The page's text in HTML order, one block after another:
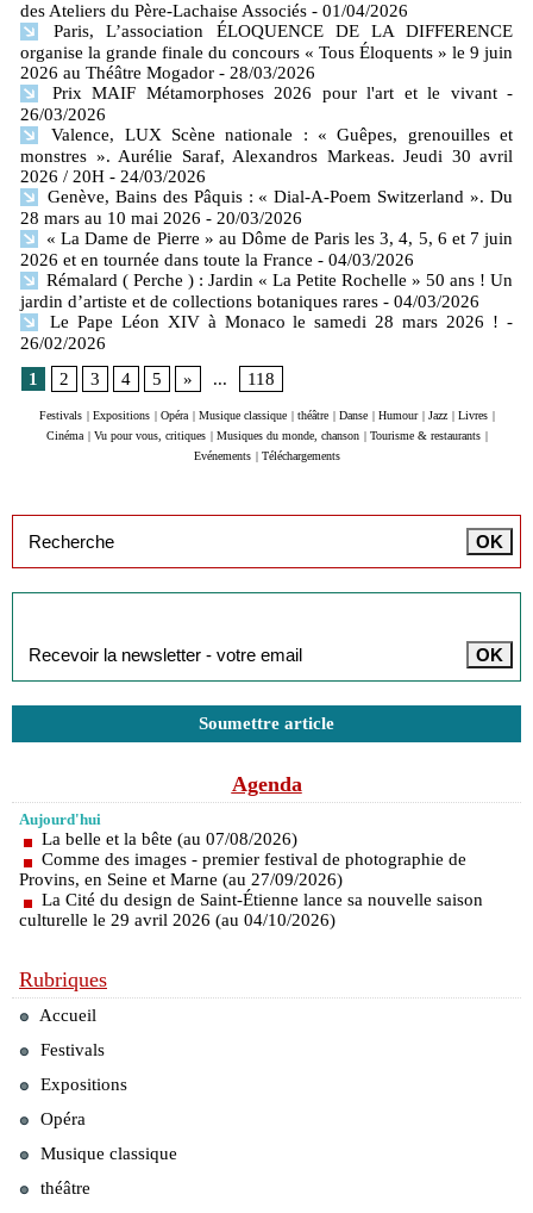
des Ateliers du Père-Lachaise Associés - 01/04/2026
Paris, L’association ÉLOQUENCE DE LA DIFFERENCE
organise la grande finale du concours « Tous Éloquents » le 9 juin
2026 au Théâtre Mogador - 28/03/2026
Prix MAIF Métamorphoses 2026 pour l'art et le vivant -
26/03/2026
Valence, LUX Scène nationale : « Guêpes, grenouilles et
monstres ». Aurélie Saraf, Alexandros Markeas. Jeudi 30 avril
2026 / 20H - 24/03/2026
Genève, Bains des Pâquis : « Dial-A-Poem Switzerland ». Du
28 mars au 10 mai 2026 - 20/03/2026
« La Dame de Pierre » au Dôme de Paris les 3, 4, 5, 6 et 7 juin
2026 et en tournée dans toute la France - 04/03/2026
Rémalard ( Perche ) : Jardin « La Petite Rochelle » 50 ans ! Un
jardin d’artiste et de collections botaniques rares - 04/03/2026
Le Pape Léon XIV à Monaco le samedi 28 mars 2026 ! -
26/02/2026
1
2 3 4 5 » ... 118
Festivals Expositions Opéra Musique classique théâtre Danse Humour Jazz Livres
Cinéma
Vu pour vous, critiques Musiques du monde, chanson Tourisme & restaurants
Evénements
Téléchargements
Soumettre article
Agenda
Aujourd'hui
La belle et la bête (au 07/08/2026)
Comme des images - premier festival de photographie de
Provins, en Seine et Marne (au 27/09/2026)
La Cité du design de Saint-Étienne lance sa nouvelle saison
culturelle le 29 avril 2026 (au 04/10/2026)
Rubriques
Accueil
Festivals
Expositions
Opéra
Musique classique
théâtre